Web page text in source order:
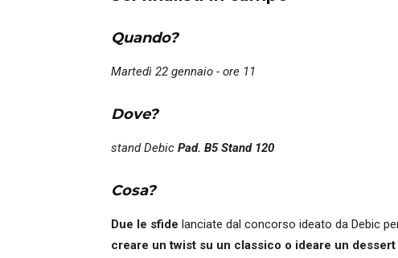
Quando?
Martedì 22 gennaio - ore 11
Dove?
stand Debic Pad. B5 Stand 120
Cosa?
Due le sfide lanciate dal concorso ideato da Debic
creare un twist su un classico o ideare un